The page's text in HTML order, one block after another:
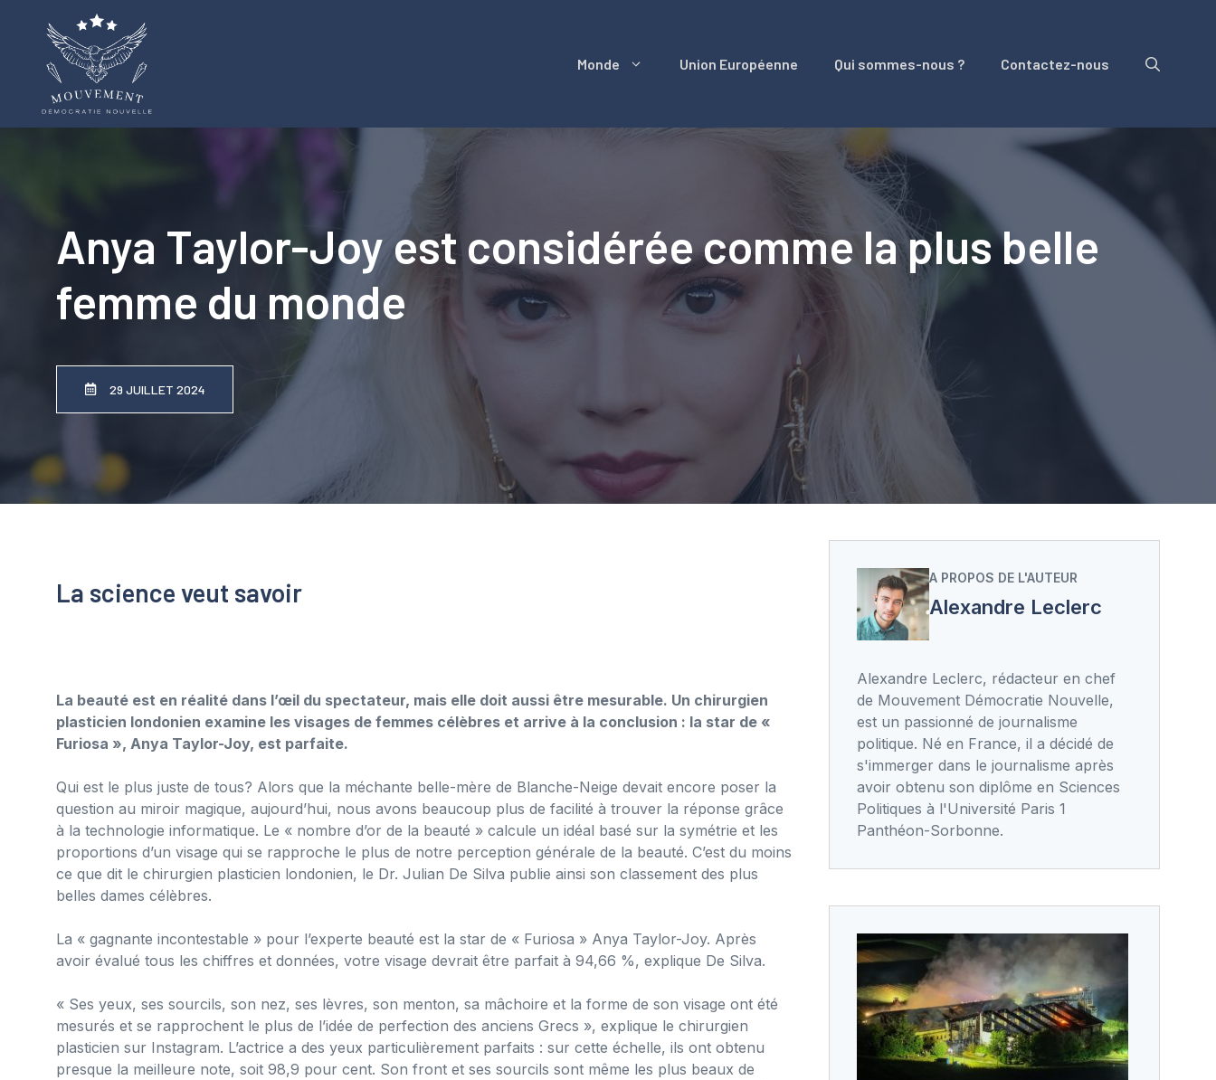
Monde Union Européenne Qui sommes-nous ? Contactez-nous
Anya Taylor-Joy est considérée comme la plus belle
femme du monde
29 JUILLET 2024
La science veut savoir
La beauté est en réalité dans l’œil du spectateur, mais elle doit aussi être mesurable. Un chirurgien
plasticien londonien examine les visages de femmes célèbres et arrive à la conclusion : la star de «
Furiosa », Anya Taylor-Joy, est parfaite.
Qui est le plus juste de tous? Alors que la méchante belle-mère de Blanche-Neige devait encore poser la
question au miroir magique, aujourd’hui, nous avons beaucoup plus de facilité à trouver la réponse grâce
à la technologie informatique. Le « nombre d’or de la beauté » calcule un idéal basé sur la symétrie et les
proportions d’un visage qui se rapproche le plus de notre perception générale de la beauté. C’est du moins
ce que dit le chirurgien plasticien londonien, le Dr. Julian De Silva publie ainsi son classement des plus
belles dames célèbres.
La « gagnante incontestable » pour l’experte beauté est la star de « Furiosa » Anya Taylor-Joy. Après
avoir évalué tous les chiffres et données, votre visage devrait être parfait à 94,66 %, explique De Silva.
« Ses yeux, ses sourcils, son nez, ses lèvres, son menton, sa mâchoire et la forme de son visage ont été
mesurés et se rapprochent le plus de l’idée de perfection des anciens Grecs », explique le chirurgien
plasticien sur Instagram. L’actrice a des yeux particulièrement parfaits : sur cette échelle, ils ont obtenu
presque la meilleure note, soit 98,9 pour cent. Son front et ses sourcils sont même les plus beaux de
A PROPOS DE L'AUTEUR
Alexandre Leclerc
Alexandre Leclerc, rédacteur en chef
de Mouvement Démocratie Nouvelle,
est un passionné de journalisme
politique. Né en France, il a décidé de
s'immerger dans le journalisme après
avoir obtenu son diplôme en Sciences
Politiques à l'Université Paris 1
Panthéon-Sorbonne.